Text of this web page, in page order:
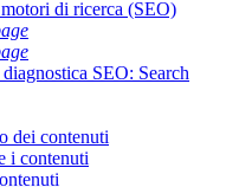
di ricerca (SEO)
SEO: Search
dei contenuti
i contenuti